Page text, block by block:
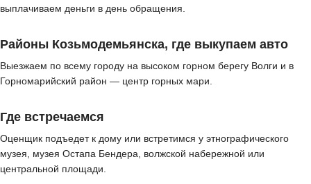
выплачиваем деньги в день обращения.
Районы Козьмодемьянска, где выкупаем авто
Выезжаем по всему городу на высоком горном берегу Волги и в
Горномарийский район — центр горных мари.
Где встречаемся
Оценщик подъедет к дому или встретимся у этнографического
музея, музея Остапа Бендера, волжской набережной или
центральной площади.